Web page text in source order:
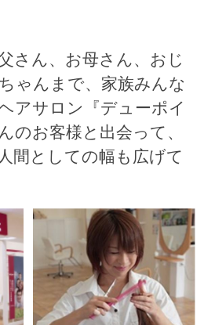
さん、お母さん、おじ
ゃんまで、家族みんな
アサロン『デューポイ
のお客様と出会って、
間としての幅も広げて